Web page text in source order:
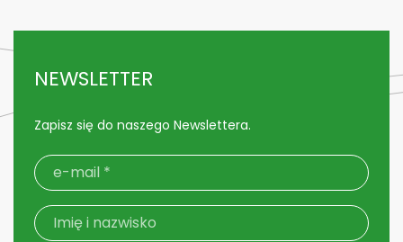
NEWSLETTER
Zapisz się do naszego Newslettera.